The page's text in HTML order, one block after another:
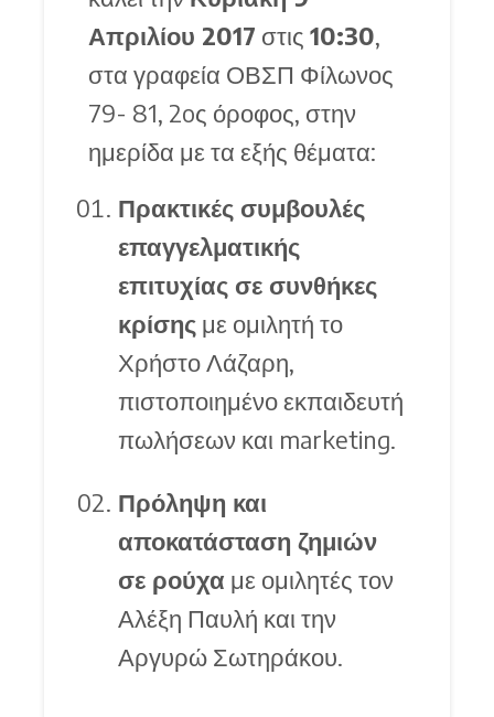
Απριλίου 2017 στις 10:30,
στα γραφεία ΟΒΣΠ Φίλωνος
79- 81, 2oς όροφος, στην
ημερίδα με τα εξής θέματα:
Πρακτικές συμβουλές
επαγγελματικής
επιτυχίας σε συνθήκες
κρίσης με ομιλητή το
Χρήστο Λάζαρη,
πιστοποιημένο εκπαιδευτή
πωλήσεων και marketing.
Πρόληψη και
αποκατάσταση ζημιών
σε ρούχα με ομιλητές τον
Αλέξη Παυλή και την
Αργυρώ Σωτηράκου.